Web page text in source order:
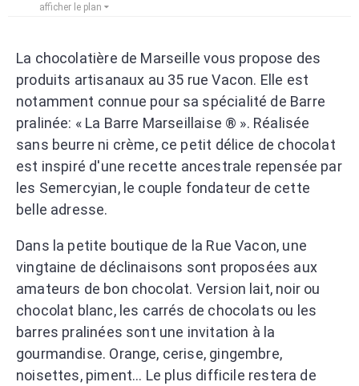
afficher le plan
La chocolatière de Marseille vous propose des
produits artisanaux au 35 rue Vacon. Elle est
notamment connue pour sa spécialité de Barre
pralinée: « La Barre Marseillaise ® ». Réalisée
sans beurre ni crème, ce petit délice de chocolat
est inspiré d'une recette ancestrale repensée par
les Semercyian, le couple fondateur de cette
belle adresse.
Dans la petite boutique de la Rue Vacon, une
vingtaine de déclinaisons sont proposées aux
amateurs de bon chocolat. Version lait, noir ou
chocolat blanc, les carrés de chocolats ou les
barres pralinées sont une invitation à la
gourmandise. Orange, cerise, gingembre,
noisettes, piment... Le plus difficile restera de